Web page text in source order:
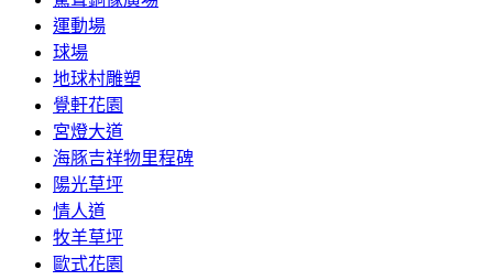
運動場
球場
地球村雕塑
覺軒花園
宮燈大道
海豚吉祥物里程碑
陽光草坪
情人道
牧羊草坪
歐式花園